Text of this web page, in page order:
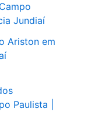
Jundiaí
Ariston em
Paulista |